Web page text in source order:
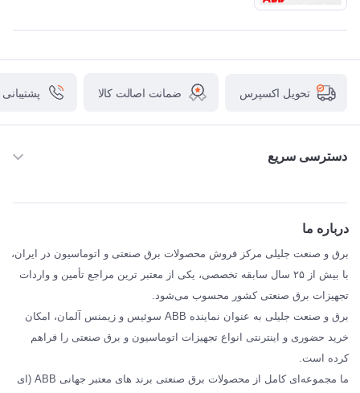
تحویل اکسپرس ضمانت اصالت کالا
دسترسی سریع
SCHNEIDER
فراکو FRAKO
مقالات تخصصی برق صنعتی
درباره ما
برق و صنعت جلیلی مرکز فروش محصولات برق صنعتی و اتوماسیون در ایران،
با بیش از ۲۵ سال سابقه تخصصی، یکی از معتبر ترین مراجع تأمین و واردات
تجهیزات برق صنعتی کشور محسوب می‌شود.
برق و صنعت جلیلی به عنوان نماینده ABB سوئیس و زیمنس آلمان، امکان
خرید حضوری و اینترنتی انواع تجهیزات اتوماسیون و برق صنعتی را فراهم
کرده است.
ما مجموعه‌ای کامل از محصولات برق صنعتی برند های معتبر جهانی ABB (ای